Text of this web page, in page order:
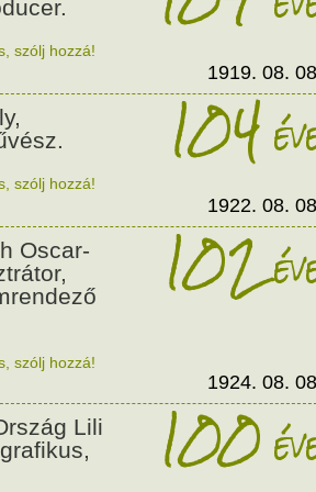
szólj hozzá!
1919. 08.
104
szólj hozzá!
1922. 08.
Oscar-
102
szólj hozzá!
1924. 08.
Lili
100